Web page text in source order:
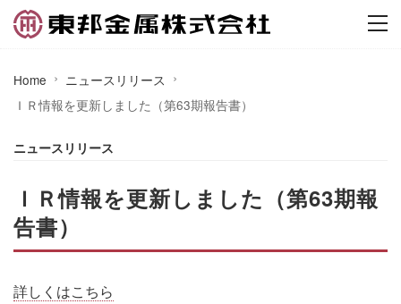
Home
ニュースリリース
ＩＲ情報を更新しました（第63期報告書）
ニュースリリース
ＩＲ情報を更新しました（第63期報
告書）
詳しくはこちら